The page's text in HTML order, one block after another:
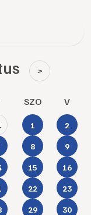
>
SZO V
1 2
8 9
15 16
22 23
29 30